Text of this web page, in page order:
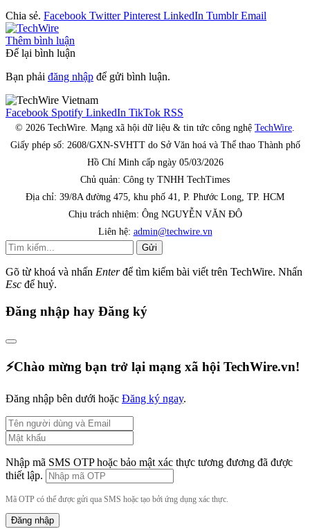
Chia sẻ. Facebook Twitter Pinterest LinkedIn Tumblr Email
Thêm bình luận
Để lại bình luận
Bạn phải đăng nhập để gửi bình luận.
Facebook Spotify LinkedIn TikTok RSS
© 2026 TechWire. Mạng xã hội dữ liệu & tin tức công nghệ TechWire
Giấy phép số: 2608/GXN-SVHTT do Sở Văn hoá và Thể thao Thành phố
Hồ Chí Minh cấp ngày 05/03/2026
Chủ quản: Công ty TNHH TechTimes
Địa chỉ: 39/8A đường 475, khu phố 41, P. Phước Long, TP. HCM
Chịu trách nhiệm: Ông NGUYỄN VĂN ĐÔ
Liên hệ: admin@techwire.vn
Gửi
Gõ từ khoá và nhấn Enterđể tìm kiếm bài viết trên TechWire. Nhấn
Esc để huỷ.
Đăng nhập hay Đăng ký
⚡️Chào mừng bạn trở lại mạng xã hội TechWire.vn!
Đăng nhập bên dưới hoặc Đăng ký ngay.
Nhập mã SMS OTP hoặc bảo mật xác thực tương đương đã được
thiết lập.
Mã OTP có thể được gửi qua SMS hoặc tạo bởi ứng dụng xác thực.
Đăng nhập